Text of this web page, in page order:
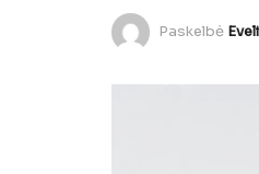
Paskelbė